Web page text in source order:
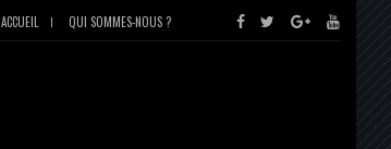
ACCUEIL QUI SOMMES-NOUS ?